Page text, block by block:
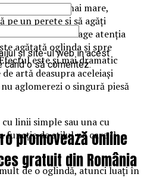
de zi să pară mai mare,
pe un perete și să agăți
lucru va atrage atenția
agățată oglinda și spre
este și mai dramatic
artă deasupra aceleiași
aglomerezi o singură piesă
linii simple sau una cu
funcție de stilul pe care îl
de o oglindă, atunci luați în
și site-ul web în acest
când o să comentez.
promovează online
gratuit din România